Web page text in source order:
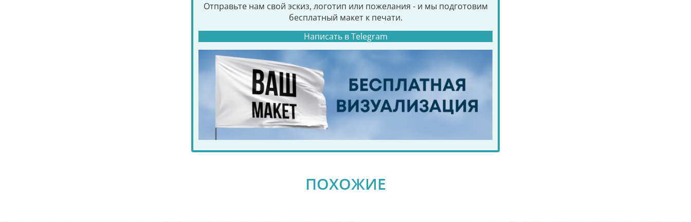
Отправьте нам свой эскиз, логотип или пожелания - и мы подготовим
бесплатный макет к печати.
Написать в Telegram
ПОХОЖИЕ